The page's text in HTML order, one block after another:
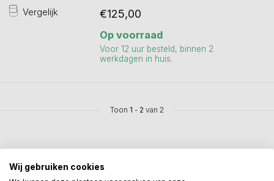
Vergelijk €125,00
Op voorraad
Voor 12 uur besteld, binnen 2
werkdagen in huis.
Toon 1 - 2 van 2
Wij gebruiken cookies